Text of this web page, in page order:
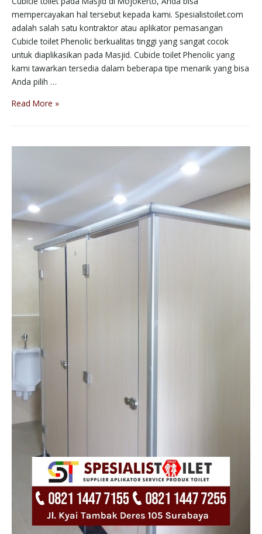
mempercayakan hal tersebut kepada kami. Spesialistoilet.com
adalah salah satu kontraktor atau aplikator pemasangan
Cubicle toilet Phenolic berkualitas tinggi yang sangat cocok
untuk diaplikasikan pada Masjid. Cubicle toilet Phenolic yang
kami tawarkan tersedia dalam beberapa tipe menarik yang bisa
Anda pilih …
Read More »